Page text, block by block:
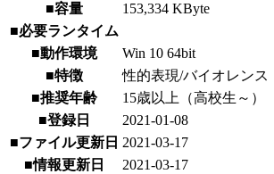
■容量
153,334 KByte
■必要ランタイム
■動作環境
Win 10 64bit
■特徴
性的表現/バイオレンス
■推奨年齢
15歳以上（高校生～）
■登録日
2021-01-08
■ファイル更新日 2021-03-17
■情報更新日
2021-03-17